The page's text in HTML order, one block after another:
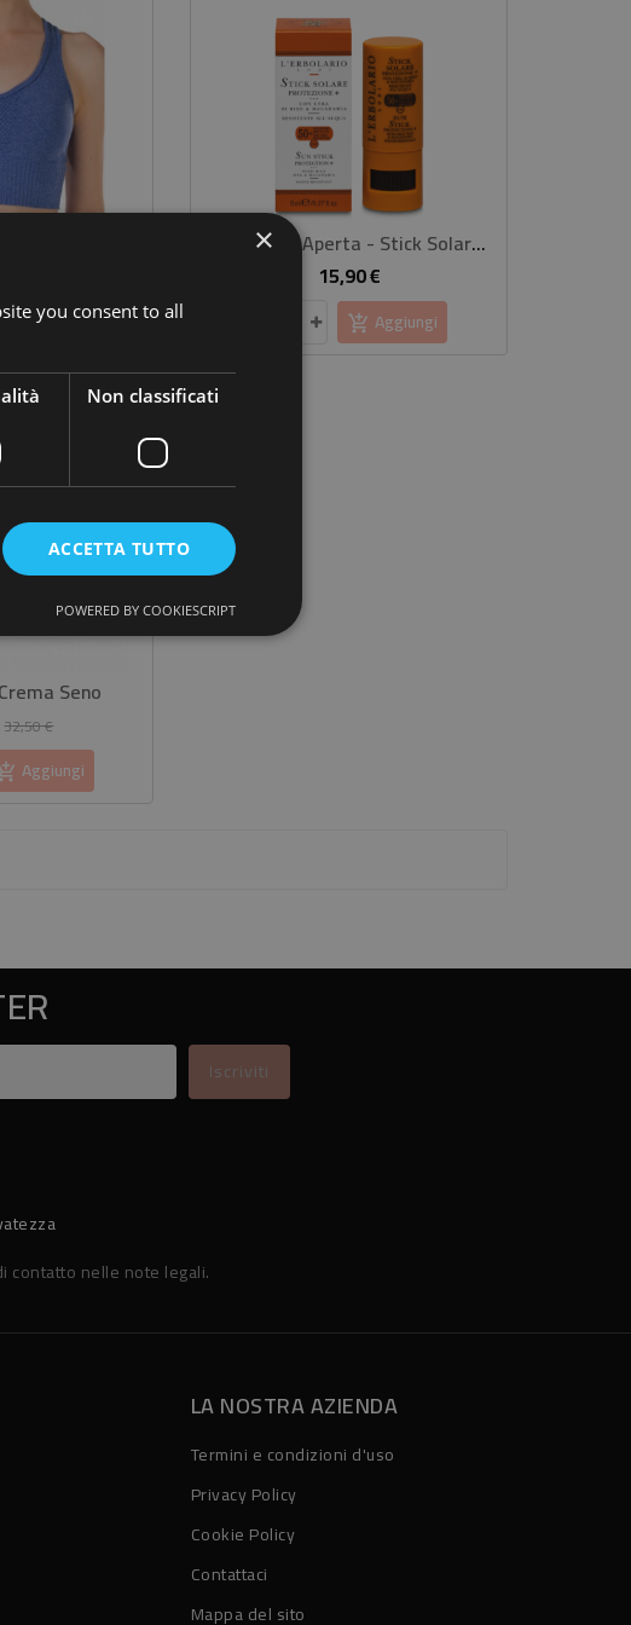
Aggiungi
Sole & Aria Aperta - Stick Solare Viso SPF50 8 Ml
15,90 €Prezzo
Aggiungi
-25%
PREZZO SCONTATO
Seno
Prezzo
base
32,50 €Prezzo
Aggiungi
contatto nelle note legali.
LA NOSTRA AZIENDA
Termini e condizioni d'uso
Privacy Policy
Cookie Policy
Contattaci
Mappa del sito
×
you consent to all
Non classificati
ACCETTA TUTTO
POWERED BY COOKIESCRIPT